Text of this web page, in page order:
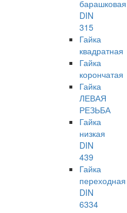
барашковая
DIN
315
Гайка
квадратная
Гайка
корончатая
Гайка
ЛЕВАЯ
РЕЗЬБА
Гайка
низкая
DIN
439
Гайка
переходная
DIN
6334